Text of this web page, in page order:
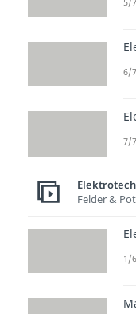
6/
7/
Felder &
1/